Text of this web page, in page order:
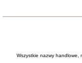
Wszystkie nazwy handlowe,